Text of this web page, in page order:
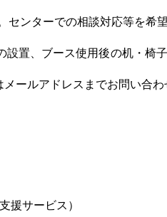
ンターでの相談対応等を希
置、ブース使用後の机・椅
ルアドレスまでお問い合わ
ービス）